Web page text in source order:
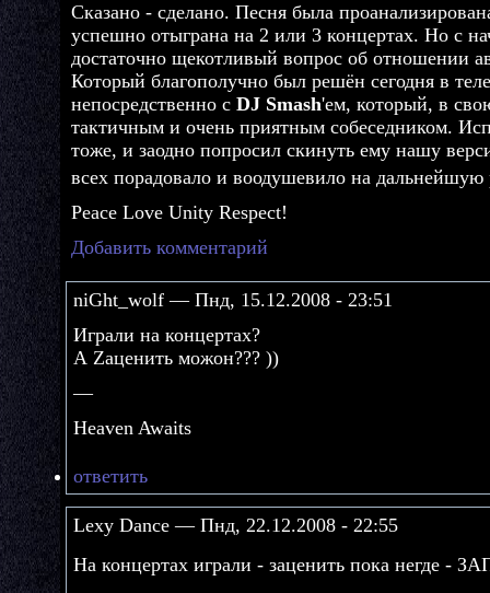
Сказано - сделано. Песня была
успешно отыграна на 2 или 3 концертах. Но с
достаточно щекотливый вопрос об отношении
Который благополучно был решён сегодня в
непосредственно с DJ Smash'ем, который, в
тактичным и очень приятным собеседником.
тоже, и заодно попросил скинуть ему нашу
всех порадовало и воодушевило на дальнейшую
Peace Love Unity Respect!
Добавить комментарий
niGht_wolf — Пнд, 15.12.2008 - 23:51
Играли на концертах?
А Zаценить можон??? ))
—
Heaven Awaits
ответить
Lexy Dance — Пнд, 22.12.2008 - 22:55
На концертах играли - заценить пока негде